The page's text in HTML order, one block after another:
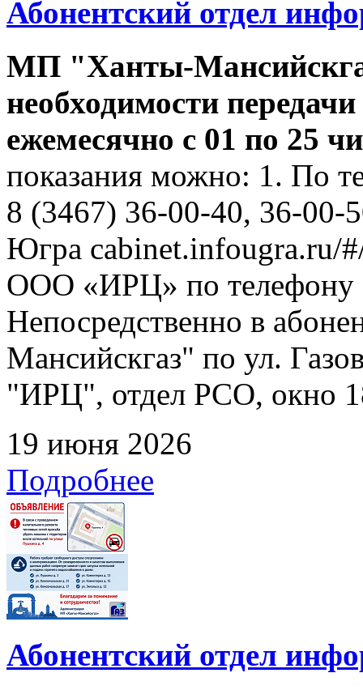
Абонентский отдел
МП "Ханты-
необходимости
ежемесячно с 01 по 25
показания можно: 1. По
8 (3467) 36-00-40, 36-00-
Югра cabinet.infougra.ru/
ООО «ИРЦ» по телефону
Непосредственно в
Мансийскгаз" по ул.
"ИРЦ", отдел РСО, окно
19 июня 2026
Подробнее
Абонентский отдел